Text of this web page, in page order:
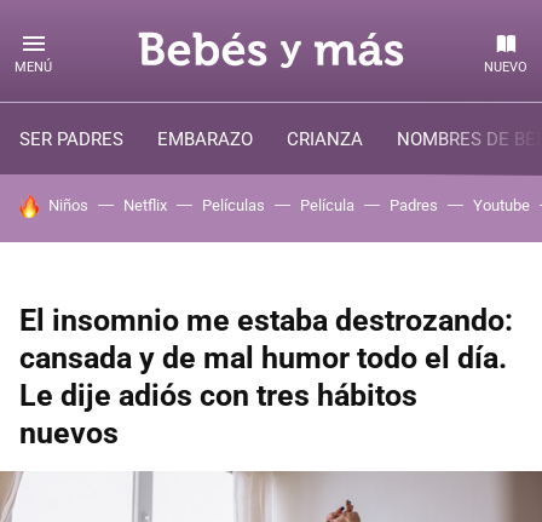
MENÚ NUEVO
SER PADRES EMBARAZO CRIANZA NOMBRES DE
HOY SE HABLA DE
Niños Netflix Películas Película Padres Youtube
El insomnio me estaba destrozando:
cansada y de mal humor todo el día.
Le dije adiós con tres hábitos
nuevos